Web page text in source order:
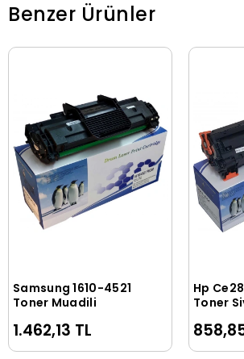
Benzer Ürünler
Sepete Ekle
Samsung 1610-4521
Toner Muadili
1.462,13 TL
Hp
Toner